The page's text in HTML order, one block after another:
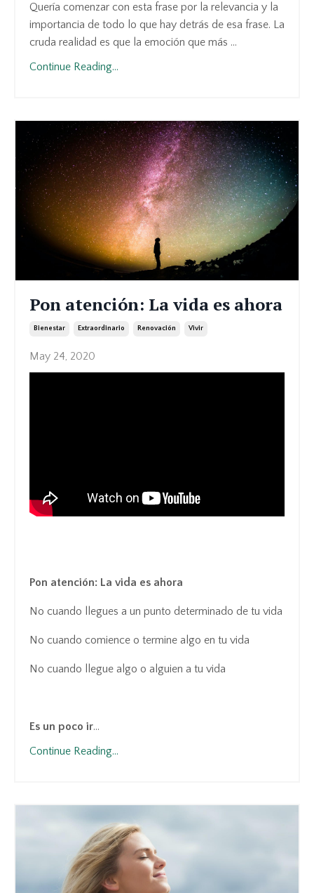
Quería comenzar con esta frase por la relevancia y la
importancia de todo lo que hay detrás de esa frase. La
cruda realidad es que la emoción que más ...
Continue Reading...
Pon atención: La vida es ahora
Bienestar Extraordinario Renovación Vivir
May 24, 2020
Pon atención: La vida es ahora
No cuando llegues a un punto determinado de tu vida
No cuando comience o termine algo en tu vida
No cuando llegue algo o alguien a tu vida
Es un poco ir...
Continue Reading...